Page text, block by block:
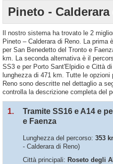
Pineto -
Il nostro sistema ha trovato le 2
Pineto – Calderara di Reno. La prima
per San Benedetto del Tronto e
km. La seconda alternativa è il
SS3 e per Porto Sant'Elpidio e Città
lunghezza di 471 km. Tutte le
Reno sono descritte nel dettaglio a
controlla la descrizione completa del
1.
Tramite SS16 e A14 e
e Faenza
Lunghezza del percorso: 353
- Calderara di Reno)
Città principali: Roseto degli